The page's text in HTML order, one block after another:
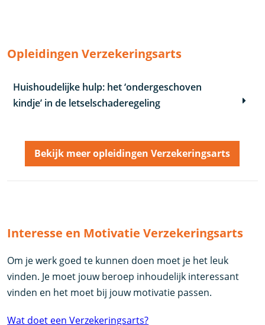
Opleidingen Verzekeringsarts
Huishoudelijke hulp: het ‘ondergeschoven
kindje’ in de letselschaderegeling
Bekijk meer opleidingen Verzekeringsarts
Interesse en Motivatie Verzekeringsarts
Om je werk goed te kunnen doen moet je het leuk
vinden. Je moet jouw beroep inhoudelijk interessant
vinden en het moet bij jouw motivatie passen.
Wat doet een Verzekeringsarts?